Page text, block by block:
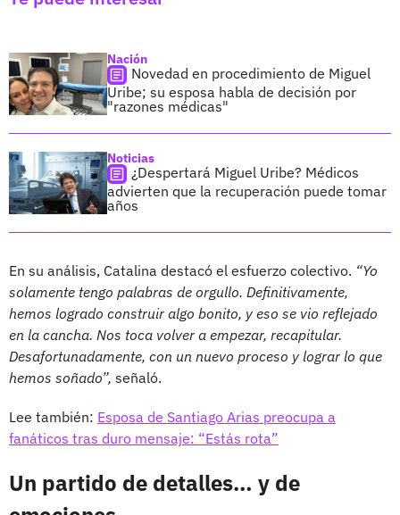
Nación
Novedad en procedimiento de Miguel
Uribe; su esposa habla de decisión por
"razones médicas"
Noticias
¿Despertará Miguel Uribe? Médicos
advierten que la recuperación puede tomar
años
En su análisis, Catalina destacó el esfuerzo colectivo. “Yo
solamente tengo palabras de orgullo. Definitivamente,
hemos logrado construir algo bonito, y eso se vio reflejado
en la cancha. Nos toca volver a empezar, recapitular.
Desafortunadamente, con un nuevo proceso y lograr lo que
hemos soñado”, señaló.
Lee también: Esposa de Santiago Arias preocupa a
fanáticos tras duro mensaje: “Estás rota”
Un partido de detalles… y de